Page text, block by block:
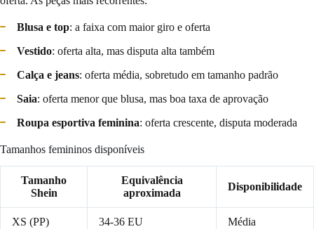
Blusa e top: a faixa com maior giro e oferta
Vestido: oferta alta, mas disputa alta também
Calça e jeans: oferta média, sobretudo em tamanho padrão
Saia: oferta menor que blusa, mas boa taxa de aprovação
Roupa esportiva feminina: oferta crescente, disputa moderada
Tamanhos femininos disponíveis
Tamanho
Shein
Equivalência
aproximada
Disponibilidade
XS (PP) 34-36 EU Média